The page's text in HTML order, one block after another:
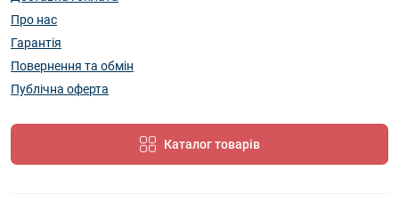
Про нас
Гарантія
Повернення та обмін
Публічна оферта
Каталог товарів